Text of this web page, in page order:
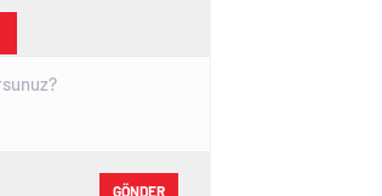
GÖNDER